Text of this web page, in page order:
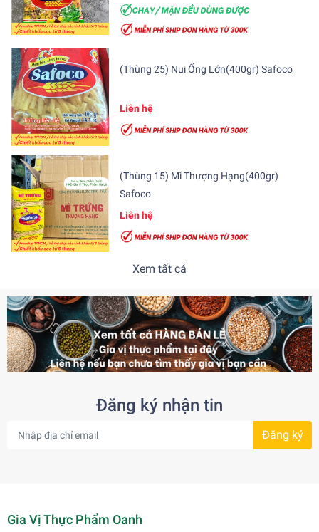
(Thùng 25) Nui Ống Lớn(400gr) Safoco
Liên hệ
(Thùng 15) Mì Thượng Hạng(400gr)
Safoco
Liên hệ
Xem tất cả
Đăng ký nhận tin
Đăng ký
Gia Vị Thực Phẩm Oanh